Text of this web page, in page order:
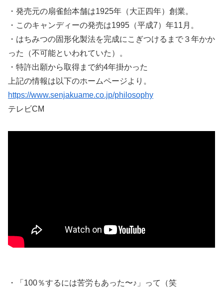
・発売元の扇雀飴本舗は1925年（大正四年）創業。
・このキャンディーの発売は1995（平成7）年11月。
・はちみつの固形化製法を完成にこぎつけるまで３年かか
った（不可能といわれていた）。
・特許出願から取得まで約4年掛かった
上記の情報は以下のホームページより。
https://www.senjakuame.co.jp/philosophy
テレビCM
・「100％するには苦労もあった〜♪」って（笑